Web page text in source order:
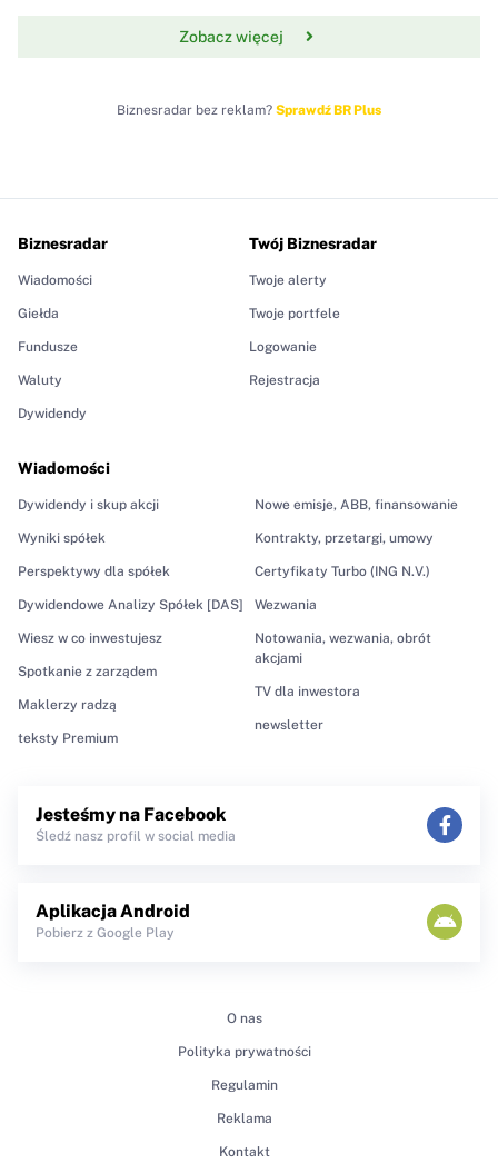
Zobacz więcej
Biznesradar bez reklam? Sprawdź BR Plus
Biznesradar
Wiadomości
Giełda
Fundusze
Waluty
Dywidendy
Wiadomości
Dywidendy i skup akcji
Wyniki spółek
Perspektywy dla spółek
Dywidendowe Analizy Spółek [DAS]
Wiesz w co inwestujesz
Spotkanie z zarządem
Maklerzy radzą
teksty Premium
Nowe emisje, ABB, finansowanie
Kontrakty, przetargi, umowy
Certyfikaty Turbo (ING N.V.)
Wezwania
Notowania, wezwania, obrót
akcjami
TV dla inwestora
newsletter
Twój Biznesradar
Twoje alerty
Twoje portfele
Logowanie
Rejestracja
Jesteśmy na Facebook
Śledź nasz profil w social media
Aplikacja Android
Pobierz z Google Play
O nas
Polityka prywatności
Regulamin
Reklama
Kontakt